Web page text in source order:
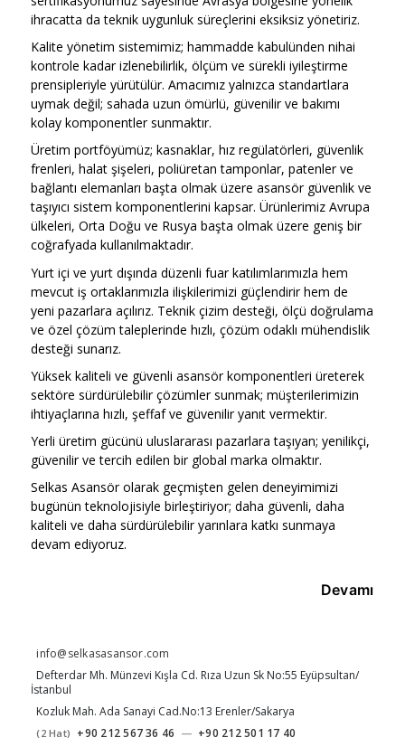
ihracatta da teknik uygunluk süreçlerini eksiksiz yönetiriz.
Kalite yönetim sistemimiz; hammadde kabulünden nihai
kontrole kadar izlenebilirlik, ölçüm ve sürekli iyileştirme
prensipleriyle yürütülür. Amacımız yalnızca standartlara
uymak değil; sahada uzun ömürlü, güvenilir ve bakımı
kolay komponentler sunmaktır.
Üretim portföyümüz; kasnaklar, hız regülatörleri, güvenlik
frenleri, halat şişeleri, poliüretan tamponlar, patenler ve
bağlantı elemanları başta olmak üzere asansör güvenlik ve
taşıyıcı sistem komponentlerini kapsar. Ürünlerimiz Avrupa
ülkeleri, Orta Doğu ve Rusya başta olmak üzere geniş bir
coğrafyada kullanılmaktadır.
Yurt içi ve yurt dışında düzenli fuar katılımlarımızla hem
mevcut iş ortaklarımızla ilişkilerimizi güçlendirir hem de
yeni pazarlara açılırız. Teknik çizim desteği, ölçü doğrulama
ve özel çözüm taleplerinde hızlı, çözüm odaklı mühendislik
desteği sunarız.
Yüksek kaliteli ve güvenli asansör komponentleri üreterek
sektöre sürdürülebilir çözümler sunmak; müşterilerimizin
ihtiyaçlarına hızlı, şeffaf ve güvenilir yanıt vermektir.
Yerli üretim gücünü uluslararası pazarlara taşıyan; yenilikçi,
güvenilir ve tercih edilen bir global marka olmaktır.
Selkas Asansör olarak geçmişten gelen deneyimimizi
bugünün teknolojisiyle birleştiriyor; daha güvenli, daha
kaliteli ve daha sürdürülebilir yarınlara katkı sunmaya
devam ediyoruz.
Devamı
info@selkasasansor.com
Defterdar Mh. Münzevi Kışla Cd. Rıza Uzun Sk No:55 Eyüpsultan/
İstanbul
Kozluk Mah. Ada Sanayi Cad.No:13 Erenler/Sakarya
(2 Hat) +90 212 567 36 46 — +90 212 501 17 40